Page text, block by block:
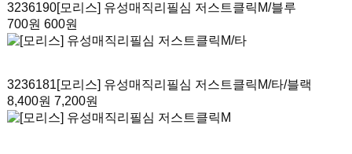
3236190[모리스] 유성매직리필심 저스트클릭M/블루
700원 600원
3236181[모리스] 유성매직리필심 저스트클릭M/타/블랙
8,400원 7,200원